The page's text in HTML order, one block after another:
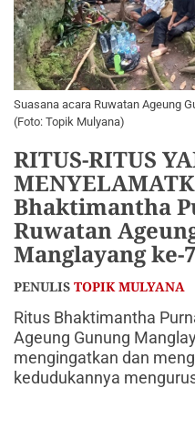
Suasana acara Ruwatan Ageung
(Foto: Topik Mulyana)
RITUS-RITUS
Bhaktimantha
Ruwatan
Manglayang ke-
PENULIS TOPIK MULYANA
Ritus Bhaktimantha
Ageung Gunung
mengingatkan dan
kedudukannya